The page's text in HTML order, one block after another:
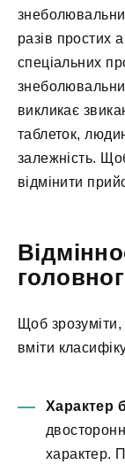
разів простих
спеціальних
викликає
таблеток,
залежність.
відмінити
Щоб
вміти
Характер
характер.